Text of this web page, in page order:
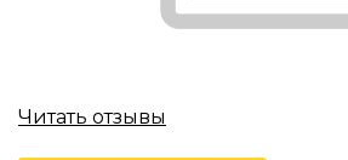
Читать отзывы